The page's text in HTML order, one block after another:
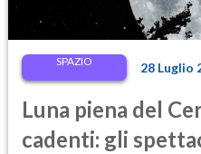
SPAZIO 28 Luglio
Luna piena del
cadenti: gli